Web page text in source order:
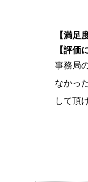
【満足
【評価
事務局
なかっ
して頂